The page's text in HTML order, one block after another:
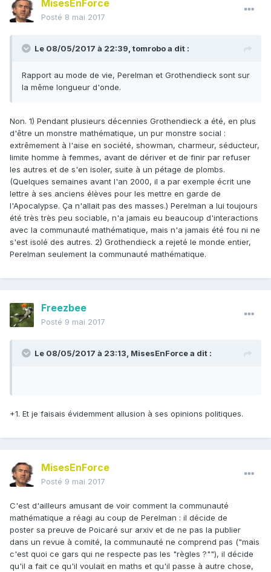
MisesEnForce
Posté 8 mai 2017
Le 08/05/2017 à 22:39, tomroboa dit :
Rapport au mode de vie, Perelman et Grothendieck sont sur
la même longueur d'onde.
Non. 1) Pendant plusieurs décennies Grothendieck a été, en plus
d'être un monstre mathématique, un pur monstre social :
extrêmement à l'aise en société, showman, charmeur, séducteur,
limite homme à femmes, avant de dériver et de finir par refuser
les autres et de s'en isoler, suite à un pétage de plombs.
(Quelques semaines avant l'an 2000, il a par exemple écrit une
lettre à ses anciens élèves pour les mettre en garde de
l'Apocalypse. Ça n'allait pas des masses.) Perelman a lui toujours
été très très peu sociable, n'a jamais eu beaucoup d'interactions
avec la communauté mathématique, mais n'a jamais été fou ni ne
s'est isolé des autres. 2) Grothendieck a rejeté le monde entier,
Perelman seulement la communauté mathématique.
Freezbee
Posté 9 mai 2017
Le 08/05/2017 à 23:13, MisesEnForcea dit :
+1. Et je faisais évidemment allusion à ses opinions politiques.
MisesEnForce
Posté 9 mai 2017
C'est d'ailleurs amusant de voir comment la communauté
mathématique a réagi au coup de Perelman : il décide de
poster sa preuve de Poicaré sur arxiv et de ne pas la publier
dans un revue à comité, la communauté ne comprend pas ("mais
c'est quoi ce gars qui ne respecte pas les "règles ?""), il décide
qu'il a fait ce qu'il voulait en maths et qu'il passe à autre chose,